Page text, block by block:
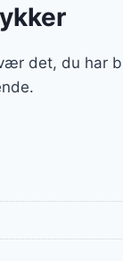
det, du har